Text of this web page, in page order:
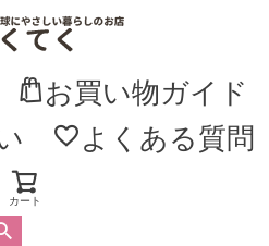
お買い物ガイド
よくある質問
カート